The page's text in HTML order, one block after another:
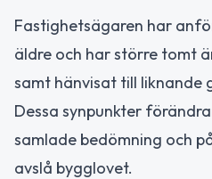
Fastighetsägaren har
äldre och har större tomt
samt hänvisat till liknande
Dessa synpunkter
samlade bedömning och
avslå bygglovet.